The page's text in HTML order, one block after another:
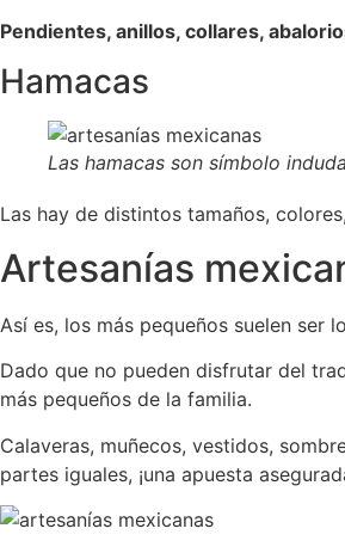
Pendientes, anillos, collares,
Hamacas
Las hamacas son símbolo
Las hay de distintos tamaños,
Artesanías
Así es, los más pequeños suelen ser
Dado que no pueden disfrutar del
más pequeños de la familia.
Calaveras, muñecos, vestidos,
partes iguales, ¡una apuesta